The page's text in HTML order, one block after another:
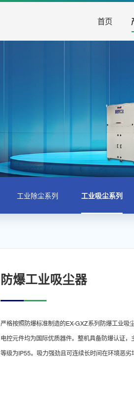
首页
工业除尘系列 工业吸尘系列
防爆工业吸尘器
严格按照防爆标准制造的EX-GXZ系列防爆工业吸
电控元件均为国际优质器件。整机具备防爆认证
等级为IP55。吸力强劲且可连续长时间在环境恶劣